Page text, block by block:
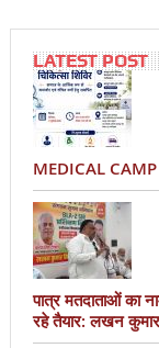
LATEST POST
MEDICAL
पात्र मतदाताओं का
रहे तैयार: लखन